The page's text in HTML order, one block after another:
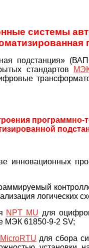
системы
подстанция»
стандартов
программно-
инновационных
логических
NPT MU для
МЭК 61850-9-2 SV;
для сбора